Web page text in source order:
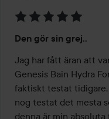
5
av
5
Den gör sin grej..
Jag har fått äran att
Genesis Bain Hydra
faktiskt testat tidigare,
nog testat det mesta
denna är min absoluta